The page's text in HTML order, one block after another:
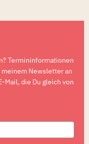
Termininformationen
meinem Newsletter an
Mail, die Du gleich von